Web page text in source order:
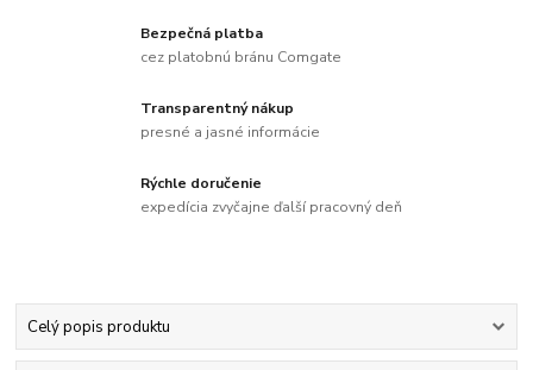
Bezpečná platba
cez platobnú bránu Comgate
Transparentný nákup
presné a jasné informácie
Rýchle doručenie
expedícia zvyčajne ďalší pracovný deň
Celý popis produktu